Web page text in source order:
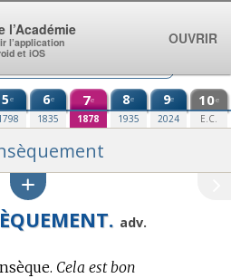
5e 6e
1835
7e
1878
8e
1935
9e
2024
10e
E.C.
adv.
Cela est bon
l’Académie
l’application
et iOS
OUVRIR